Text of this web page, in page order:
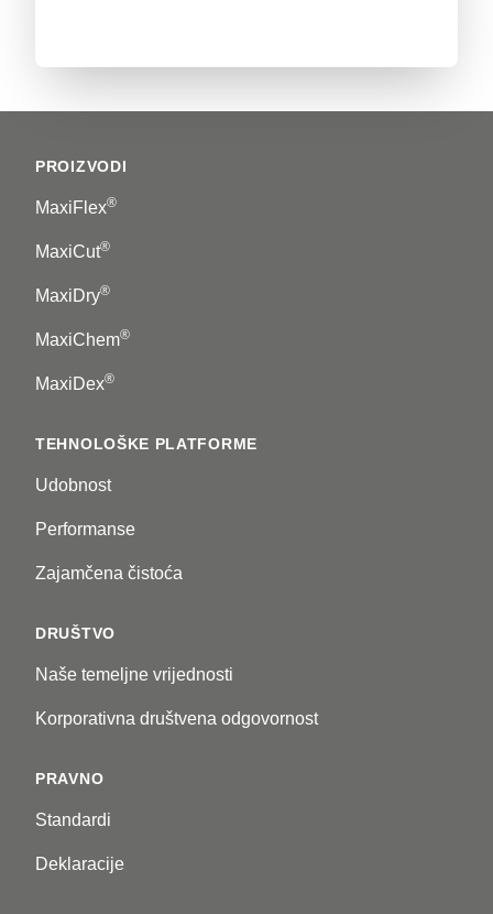
PROIZVODI
MaxiFlex®
MaxiCut®
MaxiDry®
MaxiChem®
MaxiDex®
TEHNOLOŠKE PLATFORME
Udobnost
Performanse
Zajamčena čistoća
DRUŠTVO
Naše temeljne vrijednosti
Korporativna društvena odgovornost
PRAVNO
Standardi
Deklaracije